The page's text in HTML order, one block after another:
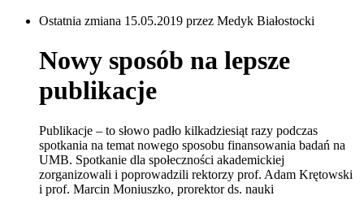
Ostatnia zmiana 15.05.2019 przez Medyk Białostocki
Nowy sposób na lepsze
publikacje
Publikacje – to słowo padło kilkadziesiąt razy podczas
spotkania na temat nowego sposobu finansowania badań na
UMB. Spotkanie dla społeczności akademickiej
zorganizowali i poprowadzili rektorzy prof. Adam Krętowski
i prof. Marcin Moniuszko, prorektor ds. nauki